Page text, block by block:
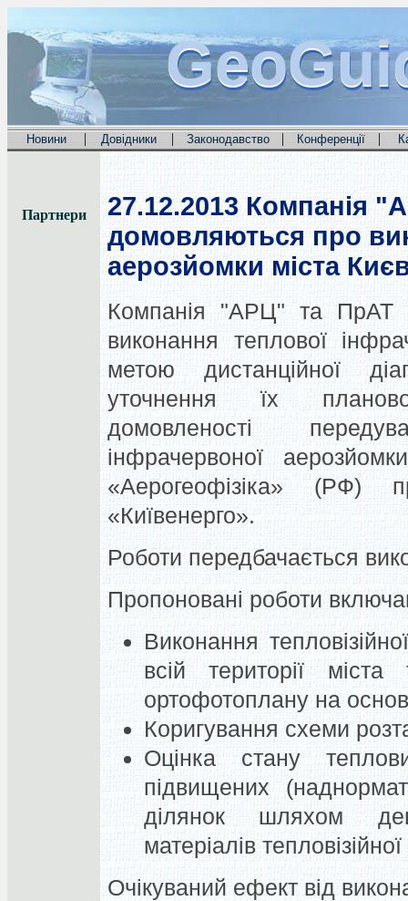
Новини | Довідники | Законодавство | Конференції |
Партнери 27.12.2013 Компанія
домовляються про
аерозйомки міста
Компанія "АРЦ" та ПрАТ
виконання теплової
метою дистанційної
уточнення їх
домовленості
інфрачервоної
«Аерогеофізіка» (РФ)
«Київенерго».
Роботи передбачається
Пропоновані роботи
Виконання
всій території міста
ортофотоплану на
Коригування схеми
Оцінка стану
підвищених
ділянок шляхом
матеріалів
Очікуваний ефект від